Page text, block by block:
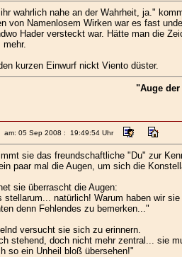
wahrlich nahe an der Wahrheit, ja."
von Namenlosem Wirken war es fast
Hader versteckt war. Hätte man die
kurzen Einwurf nickt Viento düster.
"Auge der
am: 05 Sep 2008 : 19:49:54 Uhr
sie das freundschaftliche "Du" zur
paar mal die Augen, um sich die
sie überrascht die Augen:
stellarum... natürlich! Warum haben wir
denn Fehlendes zu bemerken..."
versucht sie sich zu erinnern.
stehend, doch nicht mehr zentral... sie
so ein Unheil bloß übersehen!"